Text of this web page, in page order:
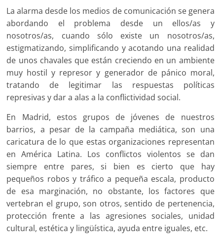
La alarma desde los medios de comunicación se genera
abordando el problema desde un ellos/as y
nosotros/as, cuando sólo existe un nosotros/as,
estigmatizando, simplificando y acotando una realidad
de unos chavales que están creciendo en un ambiente
muy hostil y represor y generador de pánico moral,
tratando de legitimar las respuestas políticas
represivas y dar a alas a la conflictividad social.
En Madrid, estos grupos de jóvenes de nuestros
barrios, a pesar de la campaña mediática, son una
caricatura de lo que estas organizaciones representan
en América Latina. Los conflictos violentos se dan
siempre entre pares, si bien es cierto que hay
pequeños robos y tráfico a pequeña escala, producto
de esa marginación, no obstante, los factores que
vertebran el grupo, son otros, sentido de pertenencia,
protección frente a las agresiones sociales, unidad
cultural, estética y lingüística, ayuda entre iguales, etc.